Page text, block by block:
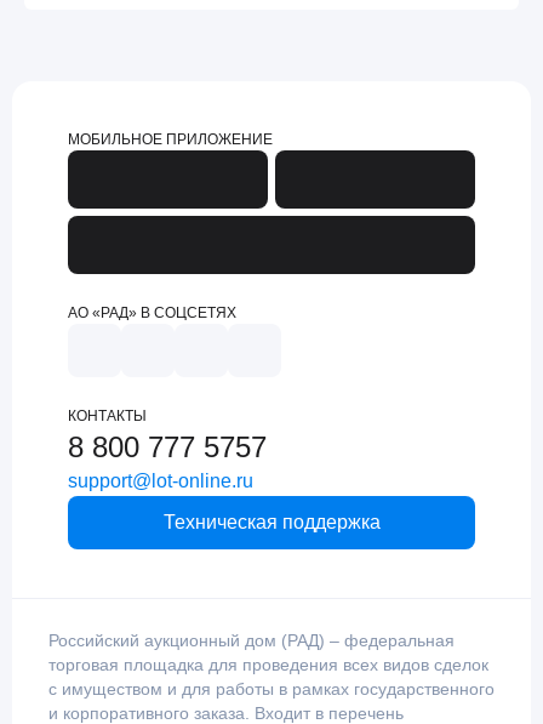
МОБИЛЬНОЕ ПРИЛОЖЕНИЕ
АО «РАД» В СОЦСЕТЯХ
КОНТАКТЫ
8 800 777 5757
support@lot-online.ru
Техническая поддержка
Российский аукционный дом (РАД) – федеральная
торговая площадка для проведения всех видов сделок
с имуществом и для работы в рамках государственного
и корпоративного заказа. Входит в перечень